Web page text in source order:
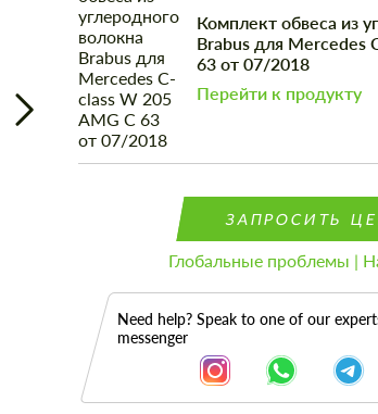
Комплект обвеса из
Brabus для Mercedes
63 от 07/2018
Перейти к продукту
ЗАПРОСИТЬ
Глобальные проблемы |
Need help? Speak to one of our
messenger